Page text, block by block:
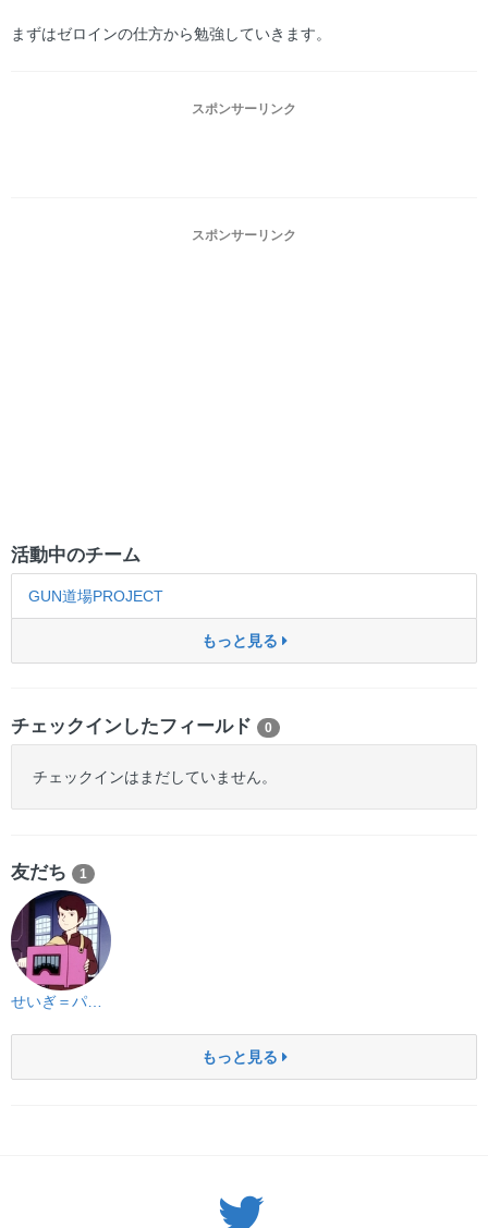
まずはゼロインの仕方から勉強していきます。
スポンサーリンク
スポンサーリンク
活動中のチーム
GUN道場PROJECT
もっと見る
チェックインしたフィールド 0
チェックインはまだしていません。
友だち 1
せいぎ＝パンダ
もっと見る